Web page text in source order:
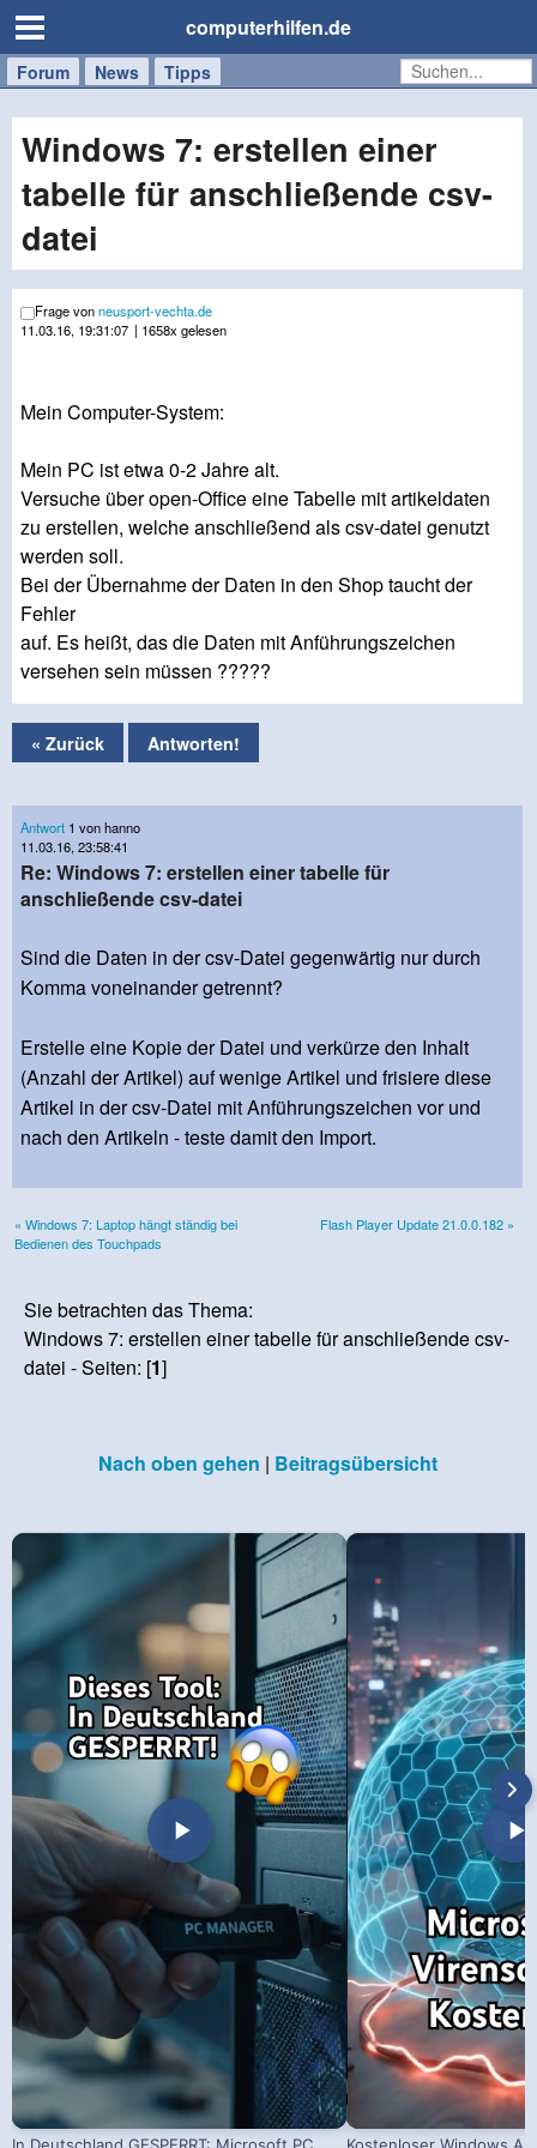
computerhilfen.de
Forum News Tipps
Handy
Tablet
Windows
Mac
Windows 7: erstellen einer
tabelle für anschließende csv-
datei
Frage vonneusport-vechta.de
11.03.16, 19:31:07 | 1658x gelesen
Mein Computer-System:
Mein PC ist etwa 0-2 Jahre alt.
Versuche über open-Office eine Tabelle mit artikeldaten
zu erstellen, welche anschließend als csv-datei genutzt
werden soll.
Bei der Übernahme der Daten in den Shop taucht der
Fehler
auf. Es heißt, das die Daten mit Anführungszeichen
versehen sein müssen ?????
« Zurück Antworten!
Antwort 1 von hanno
11.03.16, 23:58:41
Re: Windows 7: erstellen einer tabelle für
anschließende csv-datei
Sind die Daten in der csv-Datei gegenwärtig nur durch
Komma voneinander getrennt?
Erstelle eine Kopie der Datei und verkürze den Inhalt
(Anzahl der Artikel) auf wenige Artikel und frisiere diese
Artikel in der csv-Datei mit Anführungszeichen vor und
nach den Artikeln - teste damit den Import.
« Windows 7: Laptop hängt ständig bei
Bedienen des Touchpads
Flash Player Update 21.0.0.182 »
Sie betrachten das Thema:
Windows 7: erstellen einer tabelle für anschließende csv-
datei - Seiten: [1]
Nach oben gehen | Beitragsübersicht
In Deutschland GESPERRT: Microsoft PC Kostenloser Windows